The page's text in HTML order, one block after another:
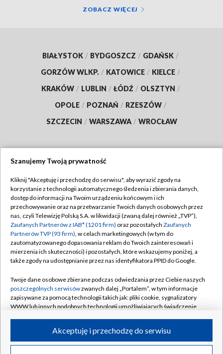
ZOBACZ WIĘCEJ
BIAŁYSTOK / BYDGOSZCZ / GDAŃSK /
GORZÓW WLKP. / KATOWICE / KIELCE /
KRAKÓW / LUBLIN / ŁÓDŹ / OLSZTYN /
OPOLE / POZNAŃ / RZESZÓW /
SZCZECIN / WARSZAWA / WROCŁAW
TVP
Abonament TVP
Emisja w TVP
Centrum informacji TVP
Naziemna Telewizja Cyfrowa
Rada Programowa
System NOS
Informacje o nadawcy
Program dla prasy
Regulamin TVP
Polityka prywatności
Moje zgody
Pomoc
Kontakt
Kanały
©2026 Telewizja Polska S.A. w likwidacji
Szanujemy Twoją prywatność
Kliknij "Akceptuję i przechodzę do serwisu", aby wyrazić zgody na
korzystanie z technologii automatycznego śledzenia i zbierania danych,
dostęp do informacji na Twoim urządzeniu końcowym i ich
przechowywanie oraz na przetwarzanie Twoich danych osobowych przez
nas, czyli Telewizję Polską S.A. w likwidacji (zwaną dalej również „TVP”),
Zaufanych Partnerów z IAB* (1201 firm) oraz pozostałych Zaufanych
Partnerów TVP (93 firm), w celach marketingowych (w tym do
zautomatyzowanego dopasowania reklam do Twoich zainteresowań i
mierzenia ich skuteczności) i pozostałych, które wskazujemy poniżej, a
także zgody na udostępnianie przez nas identyfikatora PPID do Google.
Twoje dane osobowe zbierane podczas odwiedzania przez Ciebie naszych
poszczególnych serwisówzwanych dalej „Portalem”, w tym informacje
zapisywane za pomocą technologii takich jak: pliki cookie, sygnalizatory
WWW lub innych podobnych technologii umożliwiających świadczenie
ruchu w Internecie.Akceptuję i przechodzę do serwisu